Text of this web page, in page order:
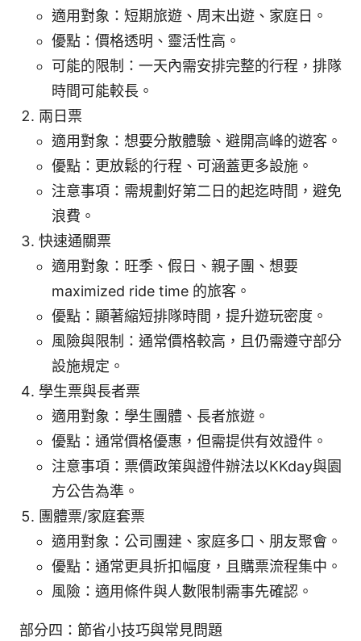
適用對象：短期旅遊、周末出遊、家庭日。
優點：價格透明、靈活性高。
可能的限制：一天內需安排完整的行程，排隊
時間可能較長。
兩日票
適用對象：想要分散體驗、避開高峰的遊客。
優點：更放鬆的行程、可涵蓋更多設施。
注意事項：需規劃好第二日的起迄時間，避免
浪費。
快速通關票
適用對象：旺季、假日、親子團、想要
maximized ride time 的旅客。
優點：顯著縮短排隊時間，提升遊玩密度。
風險與限制：通常價格較高，且仍需遵守部分
設施規定。
學生票與長者票
適用對象：學生團體、長者旅遊。
優點：通常價格優惠，但需提供有效證件。
注意事項：票價政策與證件辦法以KKday與園
方公告為準。
團體票/家庭套票
適用對象：公司團建、家庭多口、朋友聚會。
優點：通常更具折扣幅度，且購票流程集中。
風險：適用條件與人數限制需事先確認。
部分四：節省小技巧與常見問題